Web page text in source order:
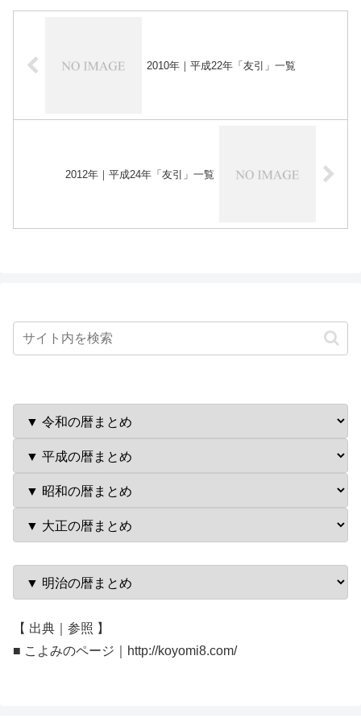
2010年｜平成22年「友引」一覧
2012年｜平成24年「友引」一覧
【 出典｜参照 】
■ こよみのページ｜http://koyomi8.com/